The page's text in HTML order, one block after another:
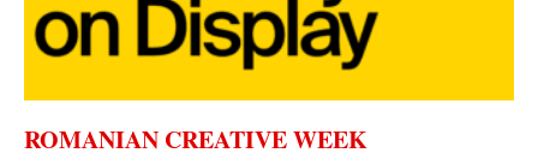
ROMANIAN CREATIVE WEEK